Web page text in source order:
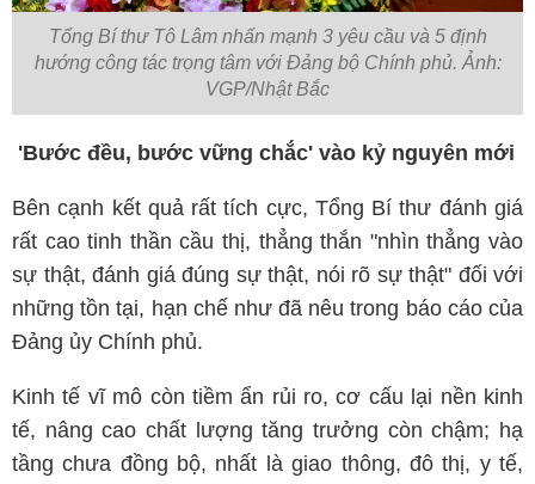
Tổng Bí thư Tô Lâm nhấn mạnh 3 yêu cầu và 5 định
hướng công tác trọng tâm với Đảng bộ Chính phủ. Ảnh:
VGP/Nhật Bắc
'Bước đều, bước vững chắc' vào kỷ nguyên mới
Bên cạnh kết quả rất tích cực, Tổng Bí thư đánh giá
rất cao tinh thần cầu thị, thẳng thắn "nhìn thẳng vào
sự thật, đánh giá đúng sự thật, nói rõ sự thật" đối với
những tồn tại, hạn chế như đã nêu trong báo cáo của
Đảng ủy Chính phủ.
Kinh tế vĩ mô còn tiềm ẩn rủi ro, cơ cấu lại nền kinh
tế, nâng cao chất lượng tăng trưởng còn chậm; hạ
tầng chưa đồng bộ, nhất là giao thông, đô thị, y tế,